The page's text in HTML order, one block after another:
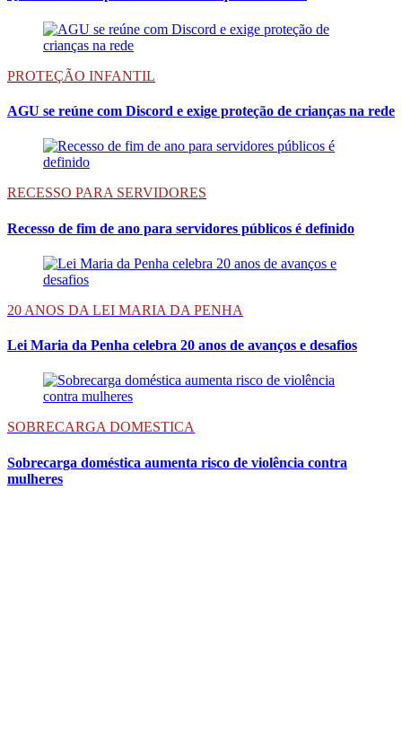
PROTEÇÃO INFANTIL
AGU se reúne com Discord e exige proteção de crianças na rede
RECESSO PARA SERVIDORES
Recesso de fim de ano para servidores públicos é definido
20 ANOS DA LEI MARIA DA PENHA
Lei Maria da Penha celebra 20 anos de avanços e desafios
SOBRECARGA DOMESTICA
Sobrecarga doméstica aumenta risco de violência contra
mulheres